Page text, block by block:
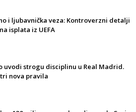
i ljubavnička veza: Kontroverzni detalji
isplata iz UEFA
uvodi strogu disciplinu u Real Madrid.
tri nova pravila